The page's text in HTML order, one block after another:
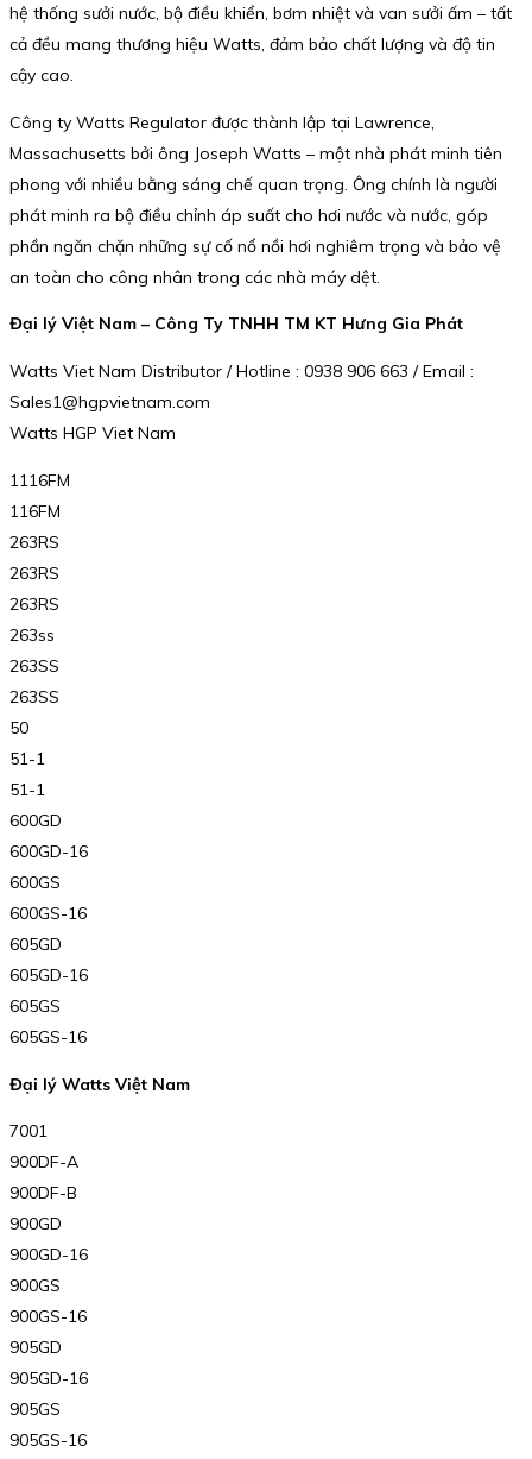
hệ thống sưởi nước, bộ điều khiển, bơm nhiệt và van sưởi ấm – tất
cả đều mang thương hiệu Watts, đảm bảo chất lượng và độ tin
cậy cao.
Công ty Watts Regulator được thành lập tại Lawrence,
Massachusetts bởi ông Joseph Watts – một nhà phát minh tiên
phong với nhiều bằng sáng chế quan trọng. Ông chính là người
phát minh ra bộ điều chỉnh áp suất cho hơi nước và nước, góp
phần ngăn chặn những sự cố nổ nồi hơi nghiêm trọng và bảo vệ
an toàn cho công nhân trong các nhà máy dệt.
Đại lý Việt Nam – Công Ty TNHH TM KT Hưng Gia Phát
Watts Viet Nam Distributor / Hotline : 0938 906 663 / Email :
Sales1@hgpvietnam.com
Watts HGP Viet Nam
1116FM
116FM
263RS
263RS
263RS
263ss
263SS
263SS
50
51-1
51-1
600GD
600GD-16
600GS
600GS-16
605GD
605GD-16
605GS
605GS-16
Đại lý Watts Việt Nam
7001
900DF-A
900DF-B
900GD
900GD-16
900GS
900GS-16
905GD
905GD-16
905GS
905GS-16